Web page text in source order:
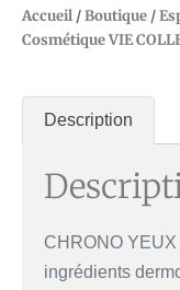
Accueil /Boutique /
Cosmétique VIE
Description
CHRONO
ingrédients